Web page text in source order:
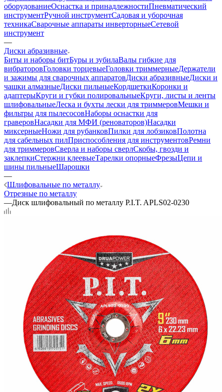
оборудованиеОснастка и принадлежностиПневматический
инструментРучной инструментСадовая и уборочная
техникаСварочные аппараты инверторныеСетевой
инструмент
—
Диски абразивные
Биты и наборы битБуры и зубилаВалы гибкие для
вибраторовГоловки торцевыеГоловки триммерныеДержатели
и зажимы для сварочных аппаратовДиски абразивныеДиски и
чашки алмазныеДиски пильныеКордщеткиКоронки и
адаптерыКруги и губки полировальныеКруги, листы и ленты
шлифовальныеЛеска и бухты лески для триммеровМешки и
фильтры для пылесосовНаборы оснастки для
граверовНасадки для МФИ (реноваторов)Насадки
миксерныеНожи для рубанковПилки для лобзиковПолотна
для сабельных пилПриспособления для инструментовРемни
для триммеровСверла и наборы сверлСкобы, гвозди и
заклепкиСтержни клеевыеТарелки опорныеФрезыЦепи и
шины пильныеШарошки
—
Шлифовальные по металлу
Отрезные по металлу
—Диск шлифовальный по металлу P.I.T. APLS02-0230